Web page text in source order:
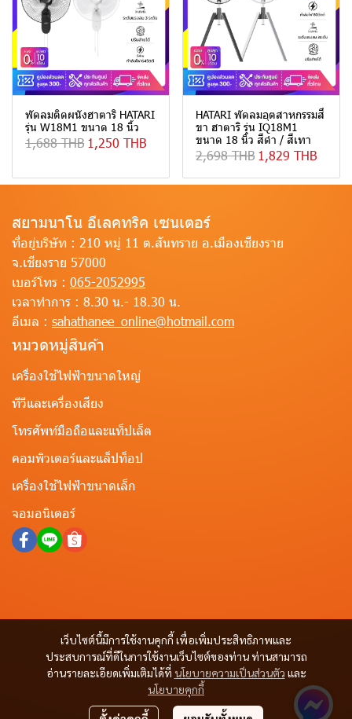
พัดลมติดผนังฮาตาริ HATARI
รุ่น W18M1 ขนาด 18 นิ้ว
1,688 THB 1,250 THB
HATARI พัดลมอุตสาหกรรมสี่
ขา ฮาตาริ รุ่น IQ18M1
ขนาด 18 นิ้ว สีดำ / สีเทา
2,698 THB 1,829 THB
เว็บไซต์นี้มีการใช้งานคุกกี้ เพื่อเพิ่มประสิทธิภาพและ
ประสบการณ์ที่ดีในการใช้งานเว็บไซต์ของท่าน ท่านสามารถ
อ่านรายละเอียดเพิ่มเติมได้ที่ นโยบายความเป็นส่วนตัว และ
นโยบายคุกกี้
สยามนาโน อีเลคทริค เซนเตอร์
ที่อยู่บริษัท : 210 หมู่ 11 ต.สันทราย อ.เมืองเชียงราย
จ.เชียงราย 57000
เบอร์โทร : 065-2052995
เวลาทำการ : 8.30 น.- 18.30 น.
อีเมล : sahathanee_online@hotmail.com
หมวดหมู่สินค้า
เครื่องใช้ไฟฟ้าขนาดใหญ่
ทีวีและเครื่องเสียง
โทรศัพท์มือถือและแท็ปเล็ต
คอมพิวเตอร์และแล็ปท็อป
เครื่องใช้ไฟฟ้าขนาดเล็ก
จอมอนิเตอร์